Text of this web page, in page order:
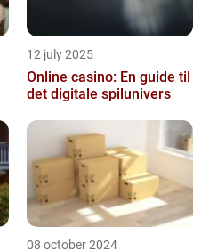
12 july 2025
Online casino: En guide til
det digitale spilunivers
08 october 2024